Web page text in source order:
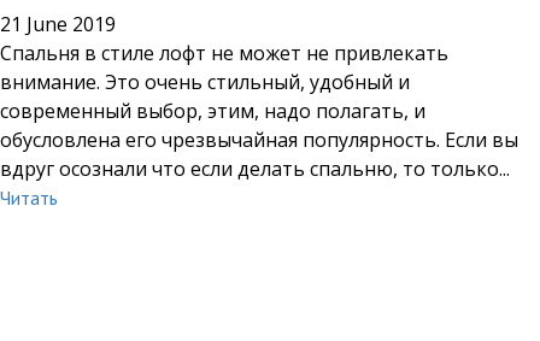
21 June 2019
Спальня в стиле лофт не может не привлекать
внимание. Это очень стильный, удобный и
современный выбор, этим, надо полагать, и
обусловлена его чрезвычайная популярность. Если вы
вдруг осознали что если делать спальню, то только...
Читать